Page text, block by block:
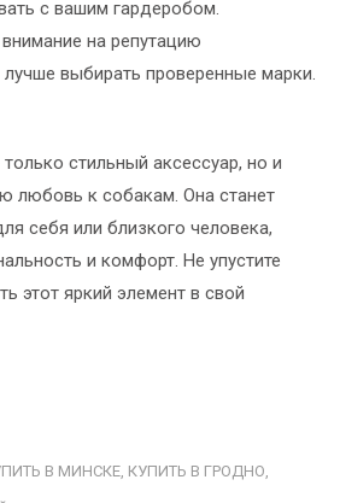
с вашим гардеробом.
на репутацию
выбирать проверенные марки.
стильный аксессуар, но и
любовь к собакам. Она станет
себя или близкого человека,
и комфорт. Не упустите
этот яркий элемент в свой
В МИНСКЕ, КУПИТЬ В ГРОДНО,